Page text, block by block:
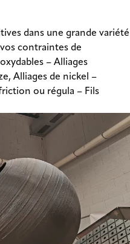
dans une grande variété
contraintes de
– Alliages
Alliages de nickel –
ou régula – Fils